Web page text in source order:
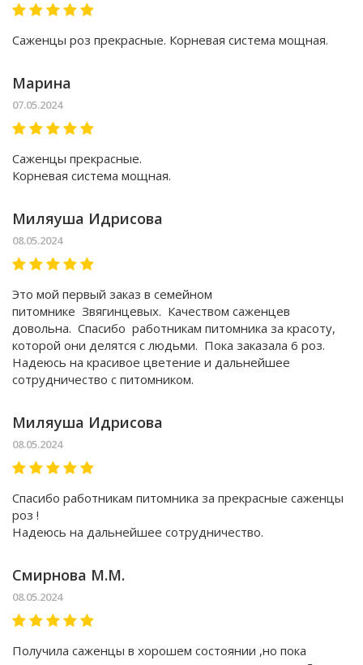
Саженцы роз прекрасные. Корневая система мощная.
Марина
07.05.2024
Саженцы прекрасные.
Корневая система мощная.
Миляуша Идрисова
08.05.2024
Это мой первый заказ в семейном
питомнике Звягинцевых. Качеством саженцев
довольна. Спасибо работникам питомника за красоту,
которой они делятся с людьми. Пока заказала 6 роз.
Надеюсь на красивое цветение и дальнейшее
сотрудничество с питомником.
Миляуша Идрисова
08.05.2024
Спасибо работникам питомника за прекрасные саженцы
роз !
Надеюсь на дальнейшее сотрудничество.
Смирнова М.М.
08.05.2024
Получила саженцы в хорошем состоянии ,но пока